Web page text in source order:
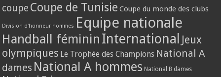
coupe Coupe de Tunisie Coupe du monde des clubs
Division d'honneur hommes Equipe nationale
Handball féminin International Jeux
olympiques Le Trophée des Champions National A
dames National A hommes National B dames